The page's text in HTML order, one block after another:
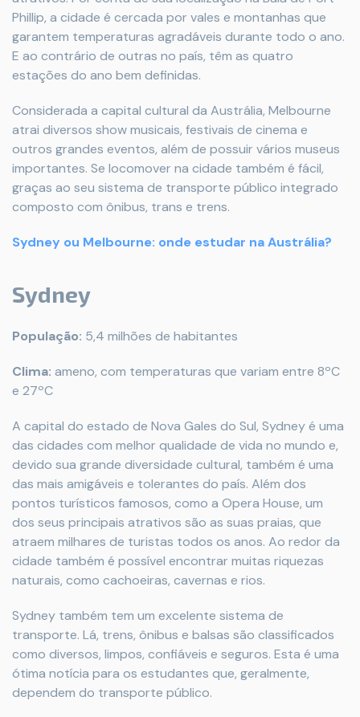
Phillip, a cidade é cercada por vales e montanhas que
garantem temperaturas agradáveis durante todo o ano.
E ao contrário de outras no país, têm as quatro
estações do ano bem definidas.
Considerada a capital cultural da Austrália, Melbourne
atrai diversos show musicais, festivais de cinema e
outros grandes eventos, além de possuir vários museus
importantes. Se locomover na cidade também é fácil,
graças ao seu sistema de transporte público integrado
composto com ônibus, trans e trens.
Sydney ou Melbourne: onde estudar na Austrália?
Sydney
População: 5,4 milhões de habitantes
Clima: ameno, com temperaturas que variam entre 8ºC
e 27ºC
A capital do estado de Nova Gales do Sul, Sydney é uma
das cidades com melhor qualidade de vida no mundo e,
devido sua grande diversidade cultural, também é uma
das mais amigáveis e tolerantes do país. Além dos
pontos turísticos famosos, como a Opera House, um
dos seus principais atrativos são as suas praias, que
atraem milhares de turistas todos os anos. Ao redor da
cidade também é possível encontrar muitas riquezas
naturais, como cachoeiras, cavernas e rios.
Sydney também tem um excelente sistema de
transporte. Lá, trens, ônibus e balsas são classificados
como diversos, limpos, confiáveis e seguros. Esta é uma
ótima notícia para os estudantes que, geralmente,
dependem do transporte público.